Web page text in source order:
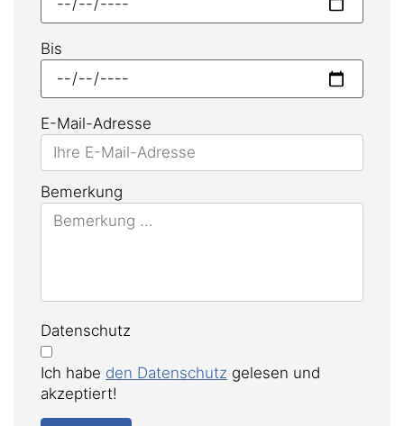
Bis
E-Mail-Adresse
Bemerkung
Datenschutz
Ich habe den Datenschutz gelesen und
akzeptiert!